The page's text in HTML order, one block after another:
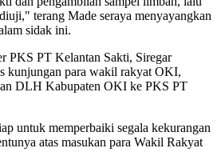
terang Made seraya menyayangkan
sidak ini.
PKS PT Kelantan Sakti, Siregar
kunjungan para wakil rakyat OKI,
DLH Kabupaten OKI ke PKS PT
untuk memperbaiki segala kekurangan
atas masukan para Wakil Rakyat